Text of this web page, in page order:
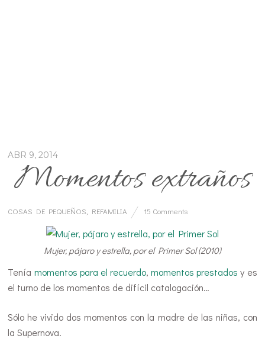
ABR 9, 2014
Momentos extraños
COSAS DE PEQUEÑOS REFAMILIA 15 Comments
Mujer, pájaro y estrella, por el Primer Sol (2010)
Tenía momentos para el recuerdo,momentos prestados y es
el turno de los momentos de difícil catalogación…
Sólo he vivido dos momentos con la madre de las niñas, con
la Supernova.